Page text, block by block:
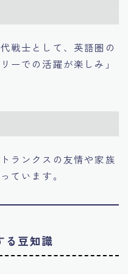
戦士として、英語圏の
ーでの活躍が楽しみ」
ランクスの友情や家族
ています。
る豆知識